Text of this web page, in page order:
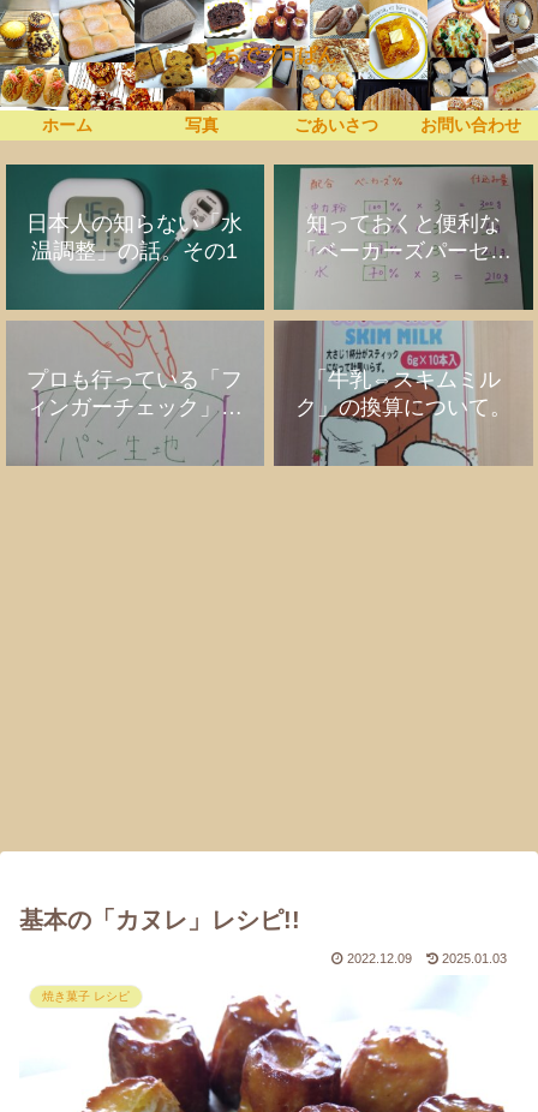
うちでプロぱん
ホーム 写真 ごあいさつ お問い合わせ
日本人の知らない「水
温調整」の話。その1
知っておくと便利な
「ベーカーズパーセン
ト」の話
プロも行っている「フ
ィンガーチェック」の
話。
「牛乳⇔スキムミル
ク」の換算について。
基本の「カヌレ」レシピ!!
2022.12.09 2025.01.03
焼き菓子 レシピ